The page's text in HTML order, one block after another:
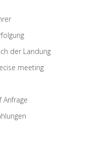
der Landung
meeting
Anfrage